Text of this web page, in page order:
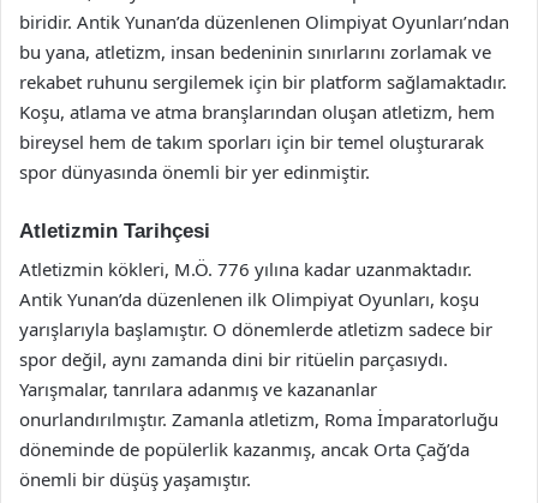
biridir. Antik Yunan’da düzenlenen Olimpiyat Oyunları’ndan
bu yana, atletizm, insan bedeninin sınırlarını zorlamak ve
rekabet ruhunu sergilemek için bir platform sağlamaktadır.
Koşu, atlama ve atma branşlarından oluşan atletizm, hem
bireysel hem de takım sporları için bir temel oluşturarak
spor dünyasında önemli bir yer edinmiştir.
Atletizmin Tarihçesi
Atletizmin kökleri, M.Ö. 776 yılına kadar uzanmaktadır.
Antik Yunan’da düzenlenen ilk Olimpiyat Oyunları, koşu
yarışlarıyla başlamıştır. O dönemlerde atletizm sadece bir
spor değil, aynı zamanda dini bir ritüelin parçasıydı.
Yarışmalar, tanrılara adanmış ve kazananlar
onurlandırılmıştır. Zamanla atletizm, Roma İmparatorluğu
döneminde de popülerlik kazanmış, ancak Orta Çağ’da
önemli bir düşüş yaşamıştır.